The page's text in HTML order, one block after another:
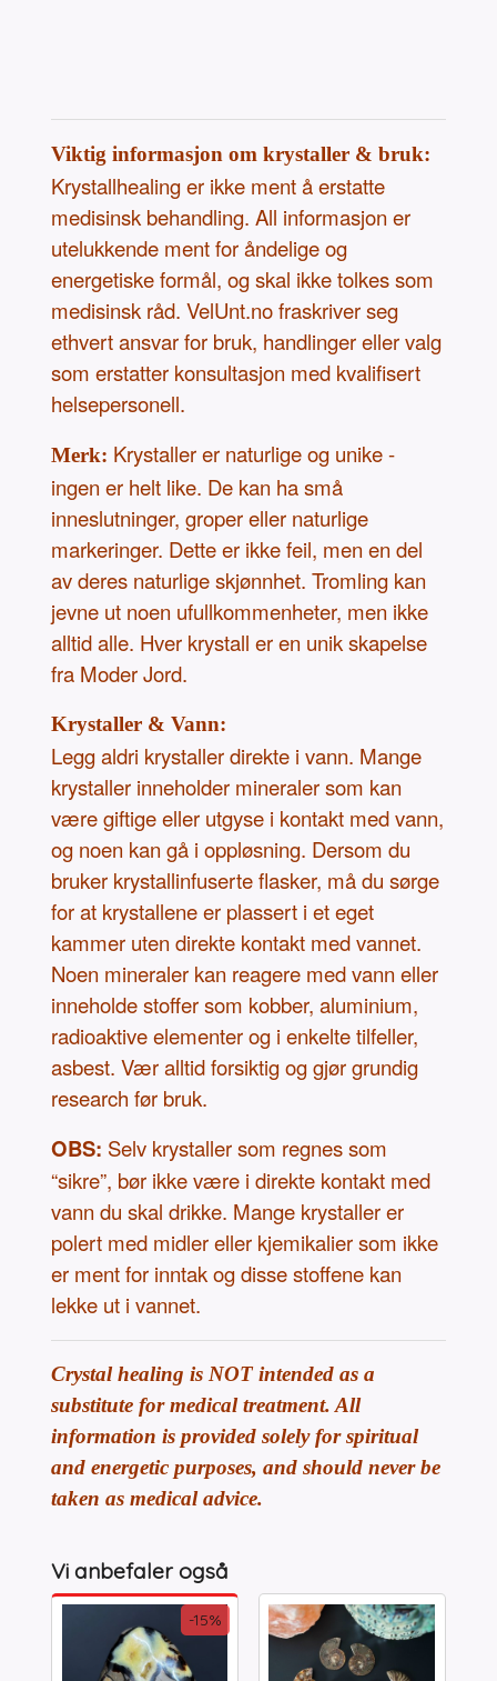
Viktig informasjon om krystaller & bruk:
Krystallhealing er ikke ment å erstatte
medisinsk behandling. All informasjon er
utelukkende ment for åndelige og
energetiske formål, og skal ikke tolkes som
medisinsk råd. VelUnt.no fraskriver seg
ethvert ansvar for bruk, handlinger eller valg
som erstatter konsultasjon med kvalifisert
helsepersonell.
Merk: Krystaller er naturlige og unike -
ingen er helt like. De kan ha små
inneslutninger, groper eller naturlige
markeringer. Dette er ikke feil, men en del
av deres naturlige skjønnhet. Tromling kan
jevne ut noen ufullkommenheter, men ikke
alltid alle. Hver krystall er en unik skapelse
fra Moder Jord.
Krystaller & Vann:
Legg aldri krystaller direkte i vann. Mange
krystaller inneholder mineraler som kan
være giftige eller utgyse i kontakt med vann,
og noen kan gå i oppløsning. Dersom du
bruker krystallinfuserte flasker, må du sørge
for at krystallene er plassert i et eget
kammer uten direkte kontakt med vannet.
Noen mineraler kan reagere med vann eller
inneholde stoffer som kobber, aluminium,
radioaktive elementer og i enkelte tilfeller,
asbest. Vær alltid forsiktig og gjør grundig
research før bruk.
OBS: Selv krystaller som regnes som
“sikre”, bør ikke være i direkte kontakt med
vann du skal drikke. Mange krystaller er
polert med midler eller kjemikalier som ikke
er ment for inntak og disse stoffene kan
lekke ut i vannet.
Crystal healing is NOT intended as a
substitute for medical treatment. All
information is provided solely for spiritual
and energetic purposes, and should never be
taken as medical advice.
Vi anbefaler også
-15%